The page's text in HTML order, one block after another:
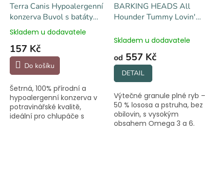
Terra Canis Hypoalergenní
konzerva Buvol s batáty
400 g
Průměrné
hodnocení
produktu
je
5,0
5
hvězdiček.
Skladem u dodavatele
157 Kč
Do košíku
Šetrná, 100% přírodní a
hypoalergenní konzerva v
potravinářské kvalitě,
ideální pro chlupáče s
BARKING HEADS All
Hounder Tummy Lovin'
Skladem u dodavatele
od 557 Kč
DETAIL
Výtečné granule plné ryb –
50 % lososa a pstruha, bez
obilovin, s vysokým
obsahem Omega 3 a 6.